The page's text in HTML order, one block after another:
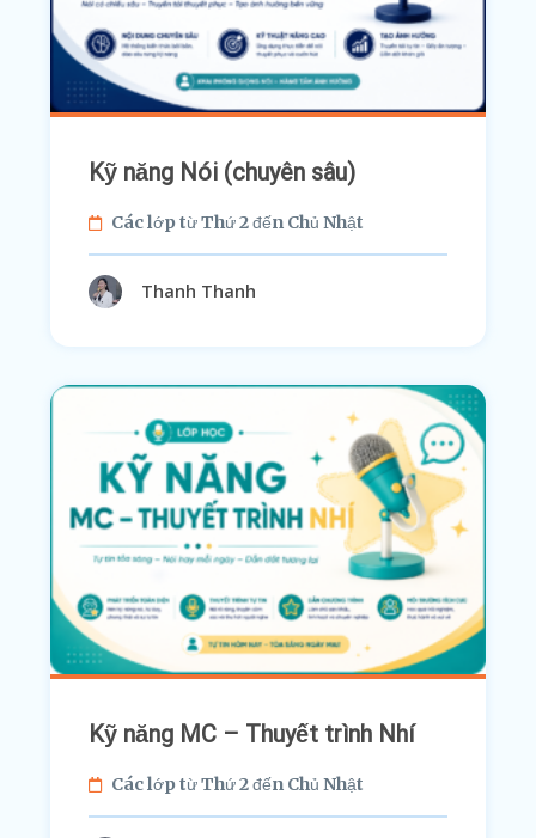
Kỹ năng Nói (chuyên sâu)
Các lớp từ Thứ 2 đến Chủ Nhật
Thanh Thanh
Kỹ năng MC – Thuyết trình Nhí
Các lớp từ Thứ 2 đến Chủ Nhật